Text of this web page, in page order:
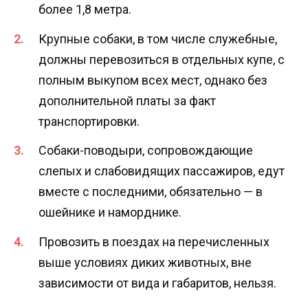
более 1,8 метра.
Крупные собаки, в том числе служебные,
должны перевозиться в отдельных купе, с
полным выкупом всех мест, однако без
дополнительной платы за факт
транспортировки.
Собаки-поводыри, сопровождающие
слепых и слабовидящих пассажиров, едут
вместе с последними, обязательно — в
ошейнике и наморднике.
Провозить в поездах на перечисленных
выше условиях диких животных, вне
зависимости от вида и габаритов, нельзя.